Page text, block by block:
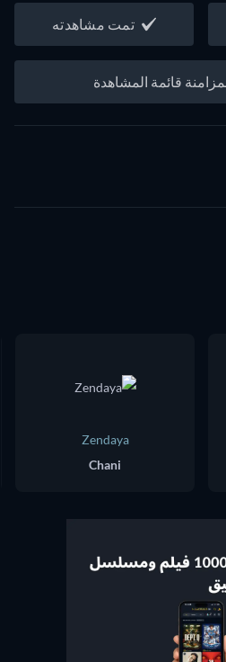
تمت مشاهدته
قائمة المشاهدة
Zendaya
Chani